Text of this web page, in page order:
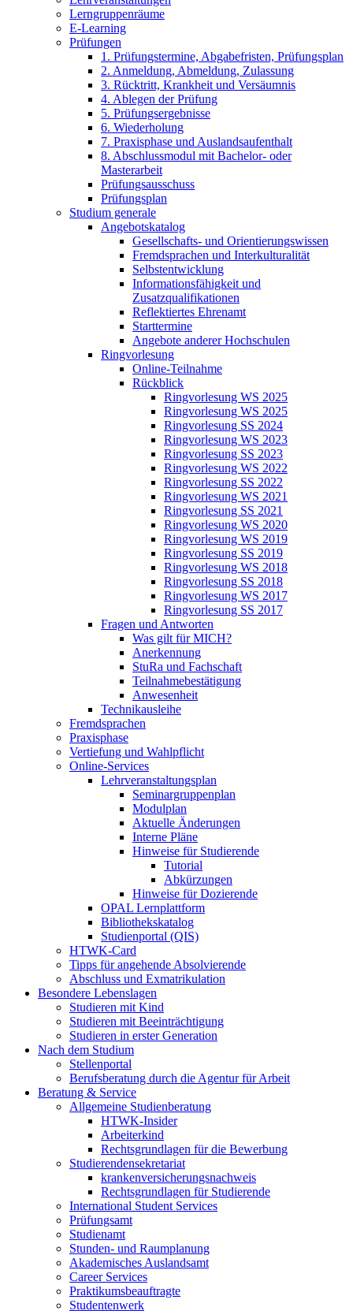
Lerngruppenräume
E-Learning
Prüfungen
1. Prüfungstermine, Abgabefristen, Prüfungsplan
2. Anmeldung, Abmeldung, Zulassung
3. Rücktritt, Krankheit und Versäumnis
4. Ablegen der Prüfung
5. Prüfungsergebnisse
6. Wiederholung
7. Praxisphase und Auslandsaufenthalt
8. Abschlussmodul mit Bachelor- oder
Masterarbeit
Prüfungsausschuss
Prüfungsplan
Studium generale
Angebotskatalog
Gesellschafts- und Orientierungswissen
Fremdsprachen und Interkulturalität
Selbstentwicklung
Informationsfähigkeit und
Zusatzqualifikationen
Reflektiertes Ehrenamt
Starttermine
Angebote anderer Hochschulen
Ringvorlesung
Online-Teilnahme
Rückblick
Ringvorlesung WS 2025
Ringvorlesung WS 2025
Ringvorlesung SS 2024
Ringvorlesung WS 2023
Ringvorlesung SS 2023
Ringvorlesung WS 2022
Ringvorlesung SS 2022
Ringvorlesung WS 2021
Ringvorlesung SS 2021
Ringvorlesung WS 2020
Ringvorlesung WS 2019
Ringvorlesung SS 2019
Ringvorlesung WS 2018
Ringvorlesung SS 2018
Ringvorlesung WS 2017
Ringvorlesung SS 2017
Fragen und Antworten
Was gilt für MICH?
Anerkennung
StuRa und Fachschaft
Teilnahmebestätigung
Anwesenheit
Technikausleihe
Fremdsprachen
Praxisphase
Vertiefung und Wahlpflicht
Online-Services
Lehrveranstaltungsplan
Seminargruppenplan
Modulplan
Aktuelle Änderungen
Interne Pläne
Hinweise für Studierende
Tutorial
Abkürzungen
Hinweise für Dozierende
OPAL Lernplattform
Bibliothekskatalog
Studienportal (QIS)
HTWK-Card
Tipps für angehende Absolvierende
Abschluss und Exmatrikulation
Besondere Lebenslagen
Studieren mit Kind
Studieren mit Beeinträchtigung
Studieren in erster Generation
Nach dem Studium
Stellenportal
Berufsberatung durch die Agentur für Arbeit
Beratung & Service
Allgemeine Studienberatung
HTWK-Insider
Arbeiterkind
Rechtsgrundlagen für die Bewerbung
Studierendensekretariat
krankenversicherungsnachweis
Rechtsgrundlagen für Studierende
International Student Services
Prüfungsamt
Studienamt
Stunden- und Raumplanung
Akademisches Auslandsamt
Career Services
Praktikumsbeauftragte
Studentenwerk